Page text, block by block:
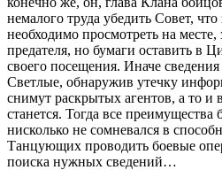
немалого труда убедить Совет, что
необходимо просмотреть на
предателя, но бумаги оставить в
своего посещения. Иначе
Светлые, обнаружив утечку
снимут раскрытых агентов, а то и
станется. Тогда все преимущества
нисколько не сомневался в
Танцующих проводить боевые
поиска нужных сведений…